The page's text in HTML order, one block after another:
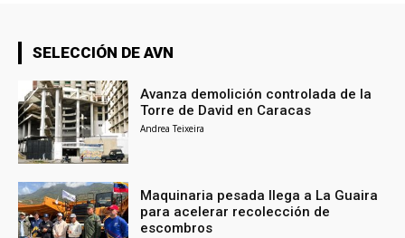
SELECCIÓN DE AVN
Avanza demolición controlada de la
Torre de David en Caracas
Andrea Teixeira
Maquinaria pesada llega a La Guaira
para acelerar recolección de
escombros